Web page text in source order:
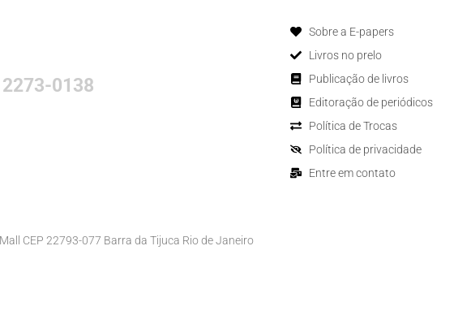
0138
CEP 22793-077 Barra da Tijuca Rio de Janeiro
Sobre a E-papers
Livros no prelo
Publicação de livros
Editoração de periódicos
Política de Trocas
Política de privacidade
Entre em contato